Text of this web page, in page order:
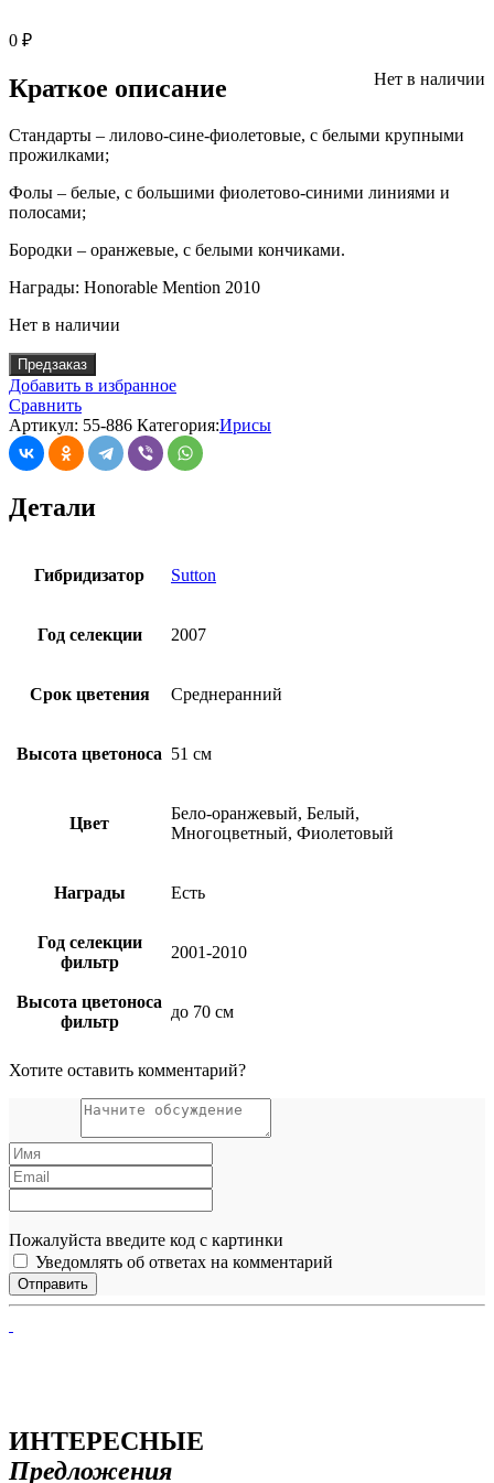
0 ₽
Нет в наличии
Краткое описание
Стандарты – лилово-сине-фиолетовые, с белыми крупными
прожилками;
Фолы – белые, с большими фиолетово-синими линиями и
полосами;
Бородки – оранжевые, с белыми кончиками.
Награды: Honorable Mention 2010
Нет в наличии
Предзаказ
Добавить в избранное
Сравнить
Артикул: 55-886 Категория:Ирисы
Детали
Гибридизатор Sutton
Год селекции 2007
Срок цветения Среднеранний
Высота цветоноса 51 см
Цвет
Бело-оранжевый, Белый,
Многоцветный, Фиолетовый
Награды Есть
Год селекции
фильтр
2001-2010
Высота цветоноса
фильтр
до 70 см
Хотите оставить комментарий?
Пожалуйста введите код с картинки
Уведомлять об ответах на комментарий
ИНТЕРЕСНЫЕ
Предложения